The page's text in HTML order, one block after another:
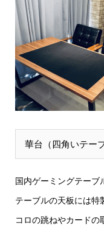
華台（四角いテー
国内ゲーミングテーブ
テーブルの天板には特
コロの跳ねやカードの